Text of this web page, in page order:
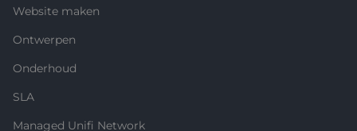
Website maken
Ontwerpen
Onderhoud
SLA
Managed Unifi Network